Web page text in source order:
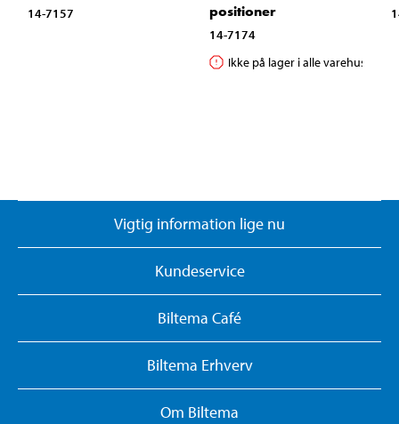
14-7157
positioner
14-7174
Ikke på lager i alle varehuse
Vigtig information lige nu
Kundeservice
Biltema Café
Biltema Erhverv
Om Biltema